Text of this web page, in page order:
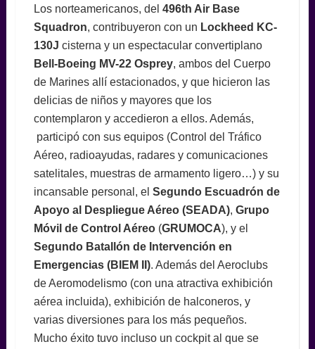
Los norteamericanos, del 496th Air Base
Squadron, contribuyeron con un Lockheed KC-
130J cisterna y un espectacular convertiplano
Bell-Boeing MV-22 Osprey, ambos del Cuerpo
de Marines allí estacionados, y que hicieron las
delicias de niños y mayores que los
contemplaron y accedieron a ellos. Además,
participó con sus equipos (Control del Tráfico
Aéreo, radioayudas, radares y comunicaciones
satelitales, muestras de armamento ligero…) y su
incansable personal, el Segundo Escuadrón de
Apoyo al Despliegue Aéreo (SEADA), Grupo
Móvil de Control Aéreo(GRUMOCA), y el
Segundo Batallón de Intervención en
Emergencias (BIEM II). Además del Aeroclubs
de Aeromodelismo (con una atractiva exhibición
aérea incluida), exhibición de halconeros, y
varias diversiones para los más pequeños.
Mucho éxito tuvo incluso un cockpit al que se